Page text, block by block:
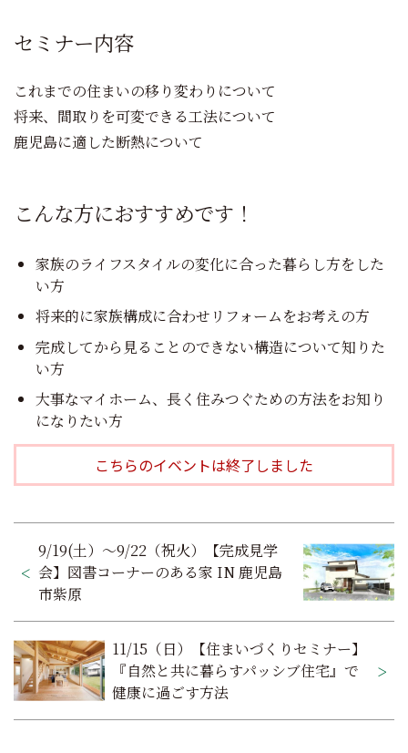
セミナー内容
これまでの住まいの移り変わりについて
将来、間取りを可変できる工法について
鹿児島に適した断熱について
こんな方におすすめです！
家族のライフスタイルの変化に合った暮らし方をした
い方
将来的に家族構成に合わせリフォームをお考えの方
完成してから見ることのできない構造について知りた
い方
大事なマイホーム、長く住みつぐための方法をお知り
になりたい方
こちらのイベントは終了しました
投
稿
ナ
ビ
ゲ
ー
9/19(土）～9/22（祝火）【完成見学
会】図書コーナーのある家 IN 鹿児島
市紫原
11/15（日）【住まいづくりセミナー】
『自然と共に暮らすパッシブ住宅』で
健康に過ごす方法